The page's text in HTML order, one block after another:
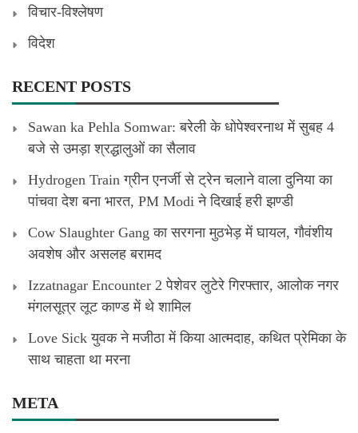
विचार-विश्लेषण
विदेश
RECENT POSTS
Sawan ka Pehla Somwar: बरेली के धोपेश्वरनाथ में सुबह 4
बजे से उमड़ा श्रद्धालुओं का सैलाव
Hydrogen Train ग्रीन एनर्जी से ट्रेन चलाने वाला दुनिया का
पांचवा देश बना भारत, PM Modi ने दिखाई हरी झण्डी
Cow Slaughter Gang का सरगना मुठभेड़ में घायल, गौवंशीय
अवशेष और असलह बरामद
Izzatnagar Encounter 2 पेशेवर लुटेरे गिरफ्तार, आलोक नगर
मंगलसूत्र लूट काण्‍ड में थे शामिल
Love Sick युवक ने मजीठा में किया आत्मदाह, कथित प्रेमिका के
साथ चाहता था मरना
META